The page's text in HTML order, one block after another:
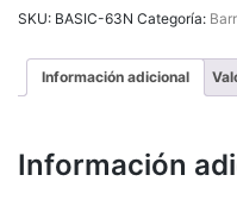
SKU: BASIC-63N Categoría:
Información adicional
Información